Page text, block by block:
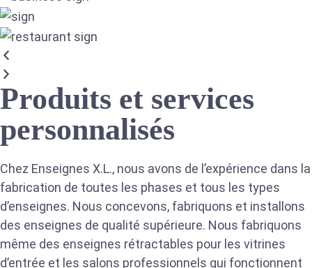
Produits et services
personnalisés
Chez Enseignes X.L., nous avons de l’expérience dans la
fabrication de toutes les phases et tous les types
d’enseignes. Nous concevons, fabriquons et installons
des enseignes de qualité supérieure. Nous fabriquons
même des enseignes rétractables pour les vitrines
d’entrée et les salons professionnels qui fonctionnent